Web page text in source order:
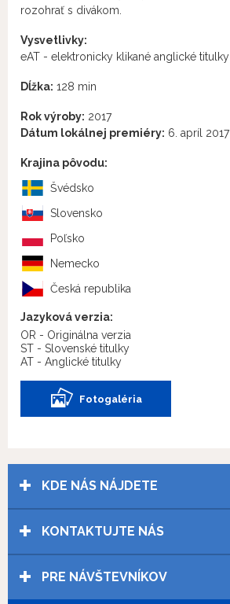
rozohrať s divákom.
Vysvetlivky:
eAT - elektronicky klikané anglické titulky
Dĺžka: 128 min
Rok výroby: 2017
Dátum lokálnej premiéry: 6. apríl 2017
Krajina pôvodu:
Švédsko
Slovensko
Poľsko
Nemecko
Česká republika
Jazyková verzia:
OR - Originálna verzia
ST - Slovenské titulky
AT - Anglické titulky
Fotogaléria
KDE NÁS NÁJDETE
KONTAKTUJTE NÁS
PRE NÁVŠTEVNÍKOV